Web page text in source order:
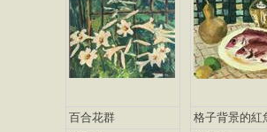
百合花群
格子背景的紅